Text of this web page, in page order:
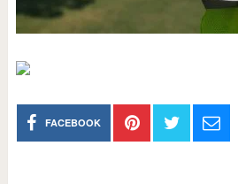
FACEBOOK